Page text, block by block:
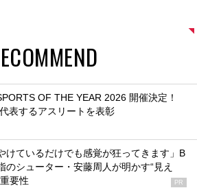
OF THE YEAR 2026 開催決定！
表するアスリートを表彰
けているだけでも感覚が狂ってきます」B
のシューター・安藤周人が明かす“見え
要性
PR